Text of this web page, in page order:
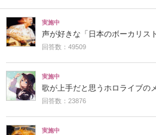
実施中
声が好きな「日本のボーカリス
回答数：49509
実施中
歌が上手だと思うホロライブの
回答数：23876
実施中